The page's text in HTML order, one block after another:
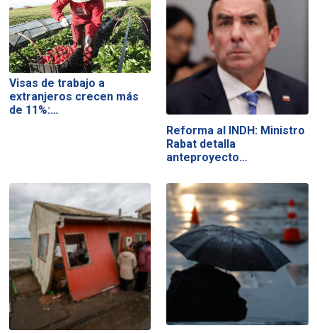
Visas de trabajo a
extranjeros crecen más
de 11%:…
Reforma al INDH: Ministro
Rabat detalla
anteproyecto…